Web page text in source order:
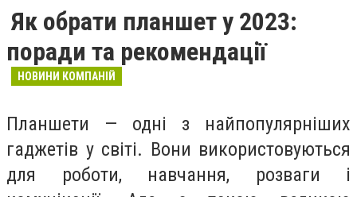
Як обрати планшет у 2023:
поради та рекомендації
НОВИНИ КОМПАНІЙ
Планшети — одні з найпопулярніших
гаджетів у світі. Вони використовуються
для роботи, навчання, розваги і